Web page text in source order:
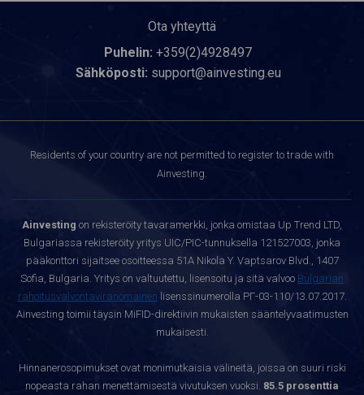
Ota yhteyttä
Puhelin: +359(2)4928497
Sähköposti: support@ainvesting.eu
Residents of your country are not permitted to register to trade with
Ainvesting.
Ainvesting on rekisteröity tavaramerkki, jonka omistaa Up Trend LTD,
Bulgariassa rekisteröity yritys UIC/PIC-tunnuksella 121527003, jonka
pääkonttori sijaitsee osoitteessa 51A Nikola Y. Vaptsarov Blvd., 1407
Sofia, Bulgaria. Yritys on valtuutettu, lisensoitu ja sitä valvoo Bulgarian
rahoitusvalvontaviranomainen lisenssinumerolla РГ-03-110/13.07.2017.
Ainvesting toimii täysin MiFID-direktiivin mukaisten sääntelyvaatimusten
mukaisesti.
Hinnanerosopimukset ovat monimutkaisia välineitä, joissa on suuri riski
nopeasta rahan menettämisestä vivutuksen vuoksi. 85.5 prosenttia